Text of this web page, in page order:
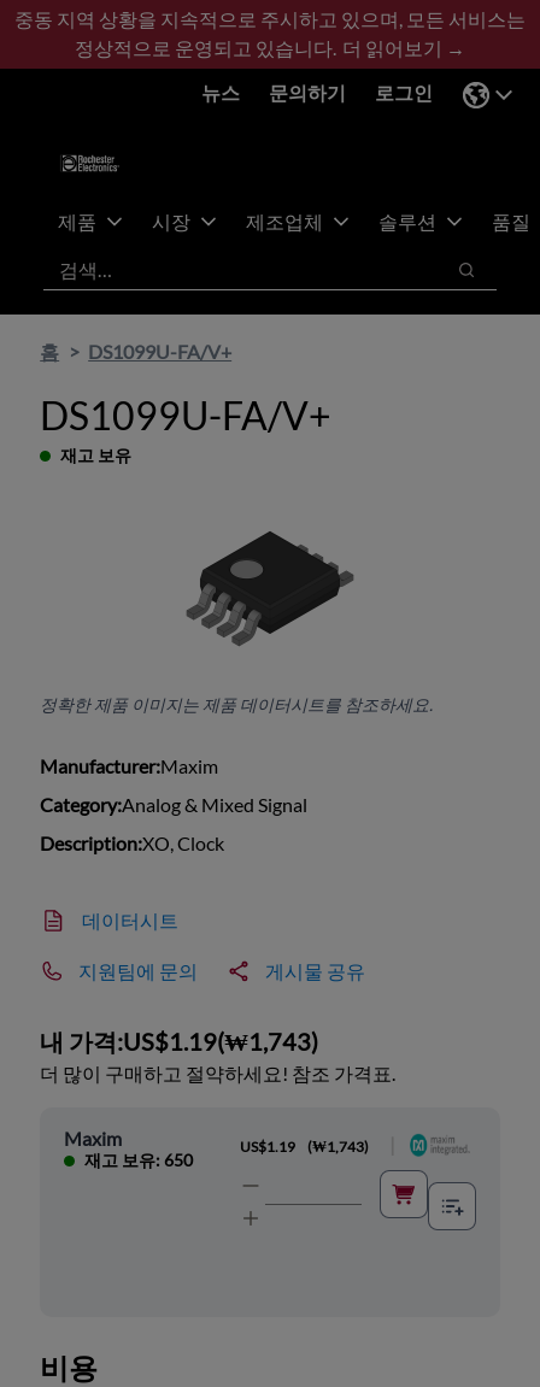
기
콘
바
글
중동 지역 상황을 지속적으로 주시하고 있으며, 모든 서비스는
정상적으로 운영되고 있습니다. 더 읽어보기 →
뉴스
문의하기 로그인
제품 시장 제조업체 솔루션
품질
검색
검색
홈 DS1099U-FA/V+
DS1099U-FA/V+
재고 보유
정확한 제품 이미지는 제품 데이터시트를 참조하세요.
Manufacturer:Maxim
Category:Analog & Mixed Signal
Description:XO, Clock
데이터시트
지원팀에 문의 게시물 공유
내 가격:US$1.19(₩1,743)
더 많이 구매하고 절약하세요! 참조 가격표.
Maxim
재고 보유: 650
US$1.19 (₩1,743)
비용